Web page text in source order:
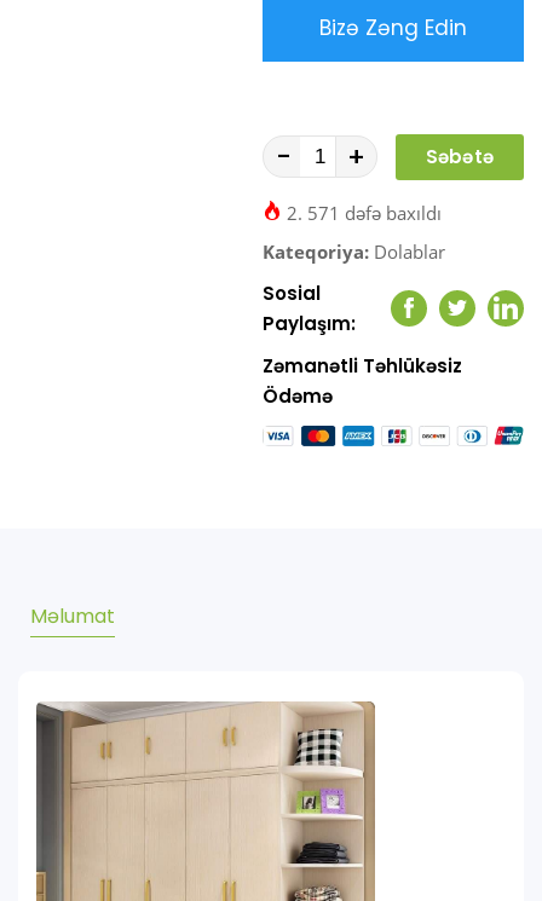
Bizə Zəng Edin
- +
Səbətə
2. 571 dəfə baxıldı
Kateqoriya: Dolablar
Sosial
Paylaşım:
Facebook
Twitter
Zəmanətli Təhlükəsiz
Ödəmə
Məlumat